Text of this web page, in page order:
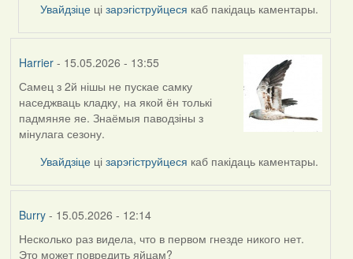
Harrier
Увайдзіце цізарэгіструйцеся каб пакідаць каментары.
Harrier- 15.05.2026 - 13:55
Самец з 2й нішы не пускае самку
наседжваць кладку, на якой ён толькі
падмяняе яе. Знаёмыя паводзіны з
мінулага сезону.
Увайдзіце цізарэгіструйцеся каб пакідаць каментары.
Burry- 15.05.2026 - 12:14
Несколько раз видела, что в первом гнезде никого нет.
Это может повредить яйцам?